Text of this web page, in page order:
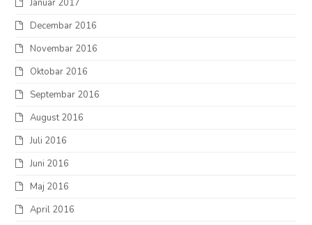
Januar 2017
Decembar 2016
Novembar 2016
Oktobar 2016
Septembar 2016
August 2016
Juli 2016
Juni 2016
Maj 2016
April 2016